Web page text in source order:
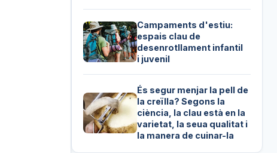
Campaments d'estiu:
espais clau de
desenrotllament infantil
i juvenil
És segur menjar la pell de
la creïlla? Segons la
ciència, la clau està en la
varietat, la seua qualitat i
la manera de cuinar-la